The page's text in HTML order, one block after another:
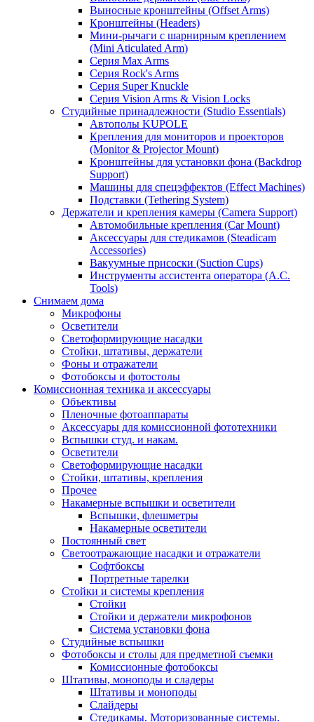
Выносные кронштейны (Offset Arms)
Кронштейны (Headers)
Мини-рычаги с шарнирным креплением
(Mini Aticulated Arm)
Серия Max Arms
Серия Rock's Arms
Серия Super Knuckle
Серия Vision Arms & Vision Locks
Студийные принадлежности (Studio Essentials)
Автополы KUPOLE
Крепления для мониторов и проекторов
(Monitor & Projector Mount)
Кронштейны для установки фона (Backdrop
Support)
Машины для спецэффектов (Effect Machines)
Подставки (Tethering System)
Держатели и крепления камеры (Camera Support)
Автомобильные крепления (Car Mount)
Аксессуары для стедикамов (Steadicam
Accessories)
Вакуумные присоски (Suction Cups)
Инструменты ассистента оператора (A.C.
Tools)
Снимаем дома
Микрофоны
Осветители
Светоформирующие насадки
Стойки, штативы, держатели
Фоны и отражатели
Фотобоксы и фотостолы
Комиссионная техника и аксессуары
Объективы
Пленочные фотоаппараты
Аксессуары для комиссионной фототехники
Вспышки студ. и накам.
Осветители
Светоформирующие насадки
Стойки, штативы, крепления
Прочее
Накамерные вспышки и осветители
Вспышки, флешметры
Накамерные осветители
Постоянный свет
Светоотражающие насадки и отражатели
Софтбоксы
Портретные тарелки
Стойки и системы крепления
Стойки
Стойки и держатели микрофонов
Система установки фона
Студийные вспышки
Фотобоксы и столы для предметной съемки
Комиссионные фотобоксы
Штативы, моноподы и сладеры
Штативы и моноподы
Слайдеры
Стедикамы. Моторизованные системы.